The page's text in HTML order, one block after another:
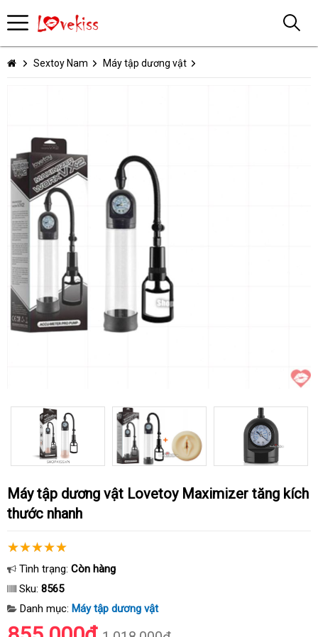
Sextoy Nam Máy tập dương vật
Máy tập dương vật Lovetoy Maximizer tăng kích
thước nhanh
Tình trạng: Còn hàng
Sku: 8565
Danh mục: Máy tập dương vật